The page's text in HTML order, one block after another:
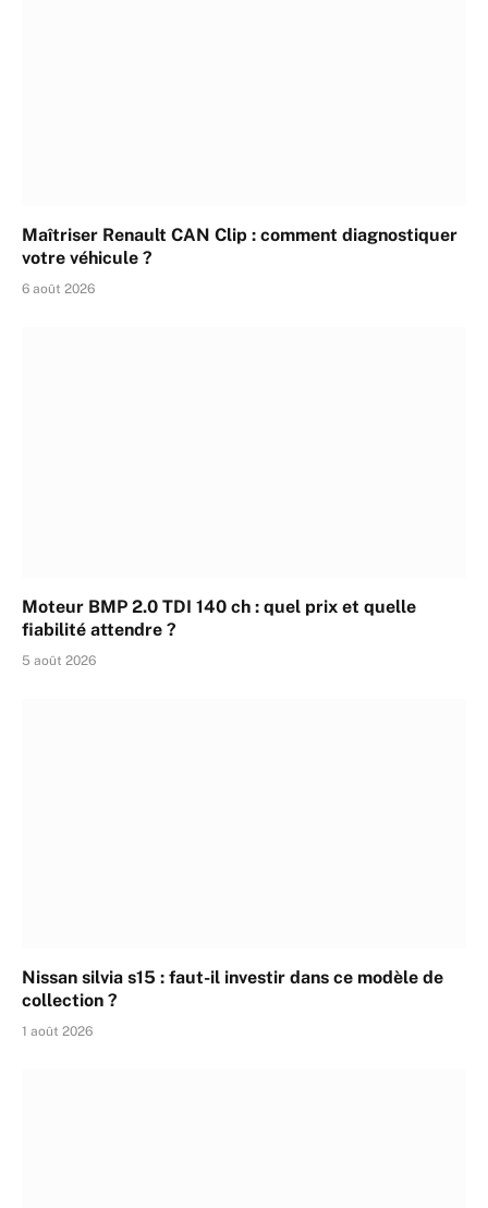
Maîtriser Renault CAN Clip : comment diagnostiquer
votre véhicule ?
6 août 2026
Moteur BMP 2.0 TDI 140 ch : quel prix et quelle
fiabilité attendre ?
5 août 2026
Nissan silvia s15 : faut-il investir dans ce modèle de
collection ?
1 août 2026